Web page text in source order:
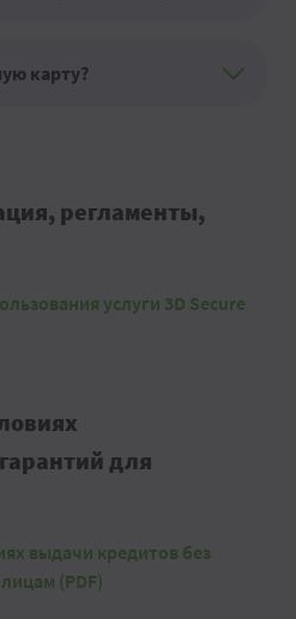
карту?
регламенты,
услуги 3D Secure
для
выдачи кредитов без
(PDF)